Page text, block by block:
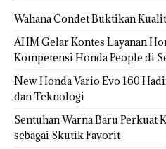
Wahana Condet Buktikan
AHM Gelar Kontes Layanan
Kompetensi Honda People di
New Honda Vario Evo 160
dan Teknologi
Sentuhan Warna Baru Perkuat
sebagai Skutik Favorit